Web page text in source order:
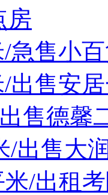
房
/急售小
/出售安
售德馨
/出售大
米/出租